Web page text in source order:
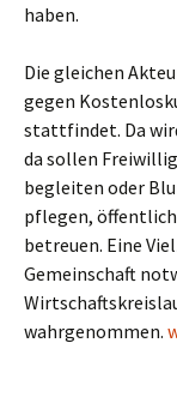
haben.
Die gleichen
gegen
stattfindet. Da
da sollen
begleiten oder
pflegen,
betreuen. Eine
Gemeinschaft
wahrgenommen.